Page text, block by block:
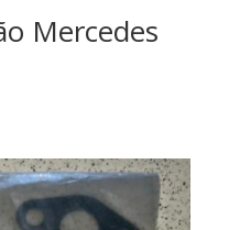
Mercedes